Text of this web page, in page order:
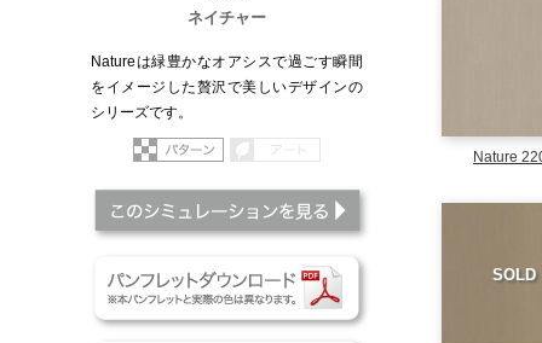
Nature
SOLD
ネイチャー
Natureは緑豊かなオアシスで過ごす瞬間
をイメージした贅沢で美しいデザインの
シリーズです。
パターン